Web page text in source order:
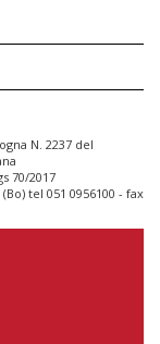
N. 2237 del
70/2017
tel 051 0956100 - fax